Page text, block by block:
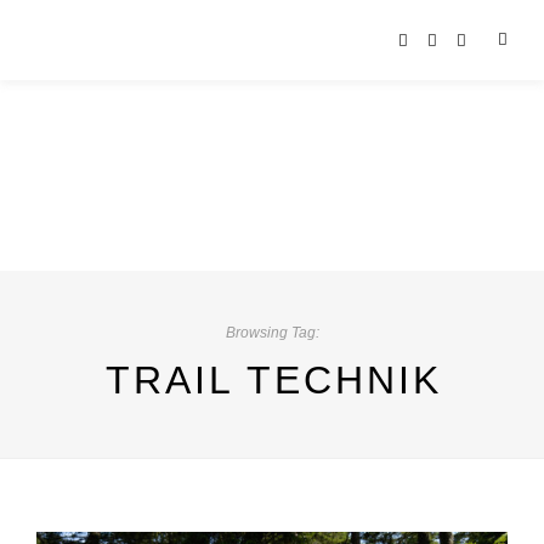
Browsing Tag:
TRAIL TECHNIK